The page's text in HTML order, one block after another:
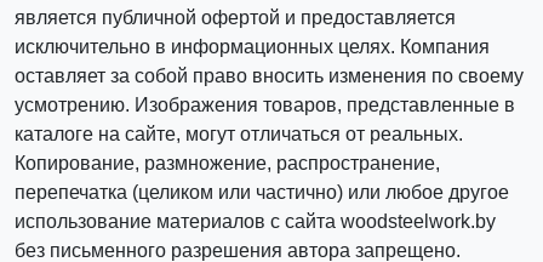
является публичной офертой и предоставляется
исключительно в информационных целях. Компания
оставляет за собой право вносить изменения по своему
усмотрению. Изображения товаров, представленные в
каталоге на сайте, могут отличаться от реальных.
Копирование, размножение, распространение,
перепечатка (целиком или частично) или любое другое
использование материалов с сайта woodsteelwork.by
без письменного разрешения автора запрещено.